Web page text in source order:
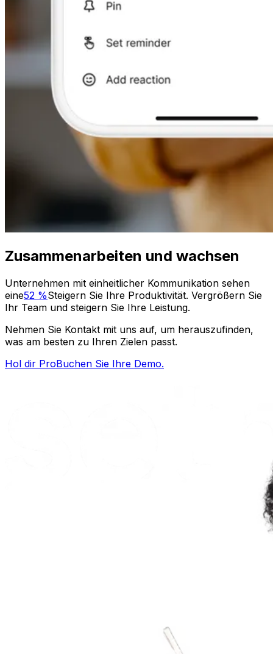
Zusammenarbeiten und wachsen
Unternehmen mit einheitlicher Kommunikation sehen
eine52 %Steigern Sie Ihre Produktivität. Vergrößern Sie
Ihr Team und steigern Sie Ihre Leistung.
Nehmen Sie Kontakt mit uns auf, um herauszufinden,
was am besten zu Ihren Zielen passt.
Hol dir ProBuchen Sie Ihre Demo.